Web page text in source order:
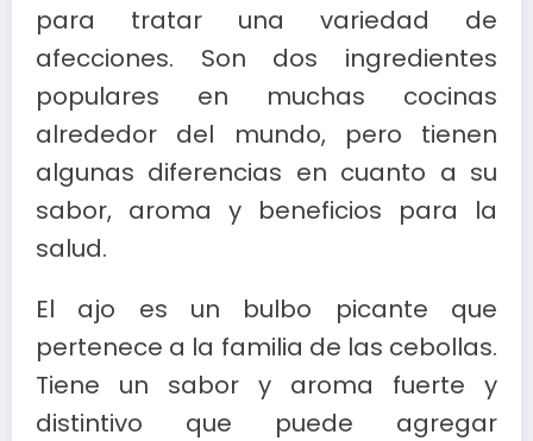
para tratar una variedad de
afecciones. Son dos ingredientes
populares en muchas cocinas
alrededor del mundo, pero tienen
algunas diferencias en cuanto a su
sabor, aroma y beneficios para la
salud.
El ajo es un bulbo picante que
pertenece a la familia de las cebollas.
Tiene un sabor y aroma fuerte y
distintivo que puede agregar